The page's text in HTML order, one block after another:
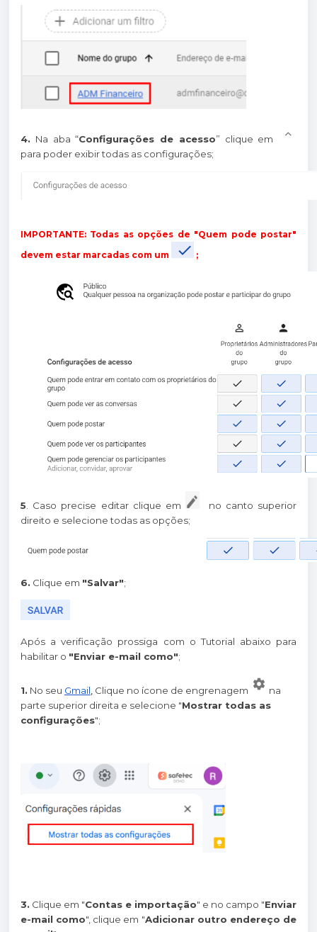
4. Na aba “Configurações de acesso” clique em
para poder exibir todas as configurações;
IMPORTANTE: Todas as opções de "Quem pode postar"
devem estar marcadas com um
;
5. Caso precise editar clique em
no canto superior
direito e selecione todas as opções;
6. Clique em "Salvar";
Após a verificação prossiga com o Tutorial abaixo para
habilitar o "Enviar e-mail como";
1. No seu Gmail Clique no ícone de engrenagem
na
parte superior direita e selecione "Mostrar todas as
configurações";
3. Clique em "Contas e importação" e no campo "Enviar
e-mail como", clique em "Adicionar outro endereço de